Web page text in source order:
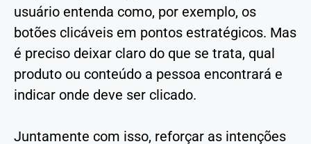
usuário entenda como, por exemplo, os
botões clicáveis em pontos estratégicos. Mas
é preciso deixar claro do que se trata, qual
produto ou conteúdo a pessoa encontrará e
indicar onde deve ser clicado.
Juntamente com isso, reforçar as intenções